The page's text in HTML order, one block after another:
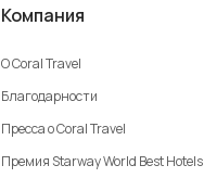
Компания
О Coral Travel
Благодарности
Пресса о Coral Travel
Премия Starway World Best Hotels